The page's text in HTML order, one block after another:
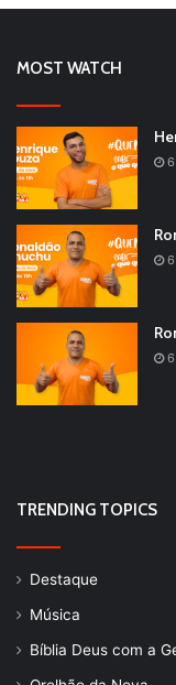
MOST WATCH
TRENDING TOPICS
Destaque
Música
Bíblia Deus com a